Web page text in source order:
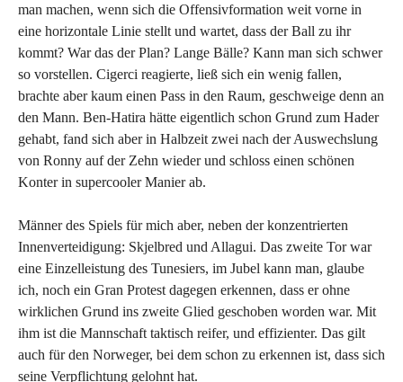
man machen, wenn sich die Offensivformation weit vorne in
eine horizontale Linie stellt und wartet, dass der Ball zu ihr
kommt? War das der Plan? Lange Bälle? Kann man sich schwer
so vorstellen. Cigerci reagierte, ließ sich ein wenig fallen,
brachte aber kaum einen Pass in den Raum, geschweige denn an
den Mann. Ben-Hatira hätte eigentlich schon Grund zum Hader
gehabt, fand sich aber in Halbzeit zwei nach der Auswechslung
von Ronny auf der Zehn wieder und schloss einen schönen
Konter in supercooler Manier ab.
Männer des Spiels für mich aber, neben der konzentrierten
Innenverteidigung: Skjelbred und Allagui. Das zweite Tor war
eine Einzelleistung des Tunesiers, im Jubel kann man, glaube
ich, noch ein Gran Protest dagegen erkennen, dass er ohne
wirklichen Grund ins zweite Glied geschoben worden war. Mit
ihm ist die Mannschaft taktisch reifer, und effizienter. Das gilt
auch für den Norweger, bei dem schon zu erkennen ist, dass sich
seine Verpflichtung gelohnt hat.